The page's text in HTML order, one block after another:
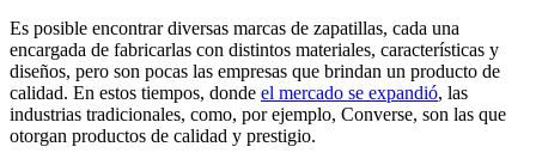
Es posible encontrar diversas marcas de zapatillas, cada una
encargada de fabricarlas con distintos materiales, características y
diseños, pero son pocas las empresas que brindan un producto de
calidad. En estos tiempos, donde el mercado se expandió, las
industrias tradicionales, como, por ejemplo, Converse, son las que
otorgan productos de calidad y prestigio.